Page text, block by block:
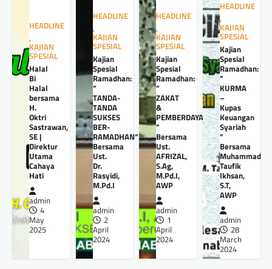
HEADLINE
,
KAJIAN
SPESIAL
Halal
Bi
Halal
bersama
H.
Oktri
Sastrawan,
SE |
Direktur
Utama
Cahaya
Hati
admin
4
May
2025
HEADLINE
,
KAJIAN
SPESIAL
Kajian
Spesial
Ramadhan:
”
TANDA-
TANDA
SUKSES
BER-
RAMADHAN”
Bersama
Ust.
Dr.
Rasyidi,
M.Pd.I
admin
2
April
2024
HEADLINE
,
KAJIAN
SPESIAL
Kajian
Spesial
Ramadhan:
”
ZAKAT
&
PEMBERDAYAANNYA
”
Bersama
Ust.
AFRIZAL,
S.Ag,
M.Pd.I,
AWP
admin
1
April
2024
HEADLINE
,
KAJIAN
SPESIAL
Kajian
Spesial
Ramadhan:
”
KURMA
–
Kupas
Keuangan
Syariah
”
Bersama
Muhammad
Taufik
Ikhsan,
S.T,
AWP
admin
28
March
2024